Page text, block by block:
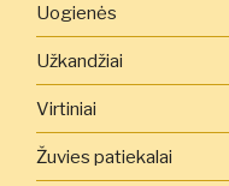
Uogienės
Užkandžiai
Virtiniai
Žuvies patiekalai